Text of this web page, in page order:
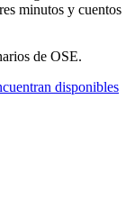
minutos y cuentos
de OSE.
disponibles